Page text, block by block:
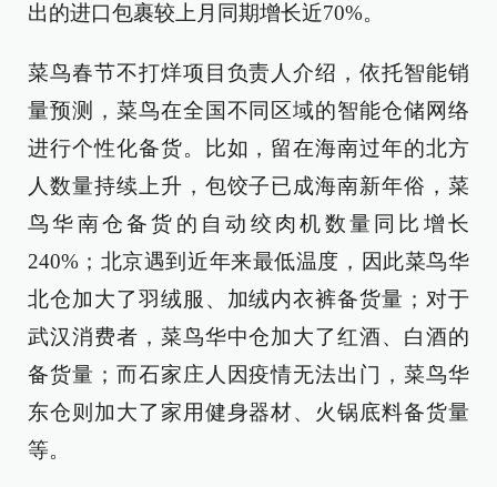
出的进口包裹较上月同期增长近70%。
菜鸟春节不打烊项目负责人介绍，依托智能销
量预测，菜鸟在全国不同区域的智能仓储网络
进行个性化备货。比如，留在海南过年的北方
人数量持续上升，包饺子已成海南新年俗，菜
鸟华南仓备货的自动绞肉机数量同比增长
240%；北京遇到近年来最低温度，因此菜鸟华
北仓加大了羽绒服、加绒内衣裤备货量；对于
武汉消费者，菜鸟华中仓加大了红酒、白酒的
备货量；而石家庄人因疫情无法出门，菜鸟华
东仓则加大了家用健身器材、火锅底料备货量
等。